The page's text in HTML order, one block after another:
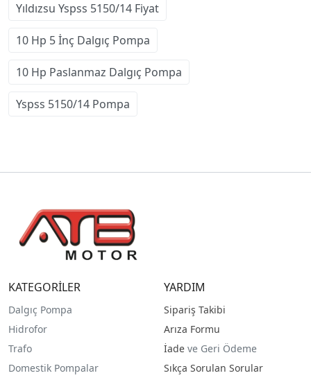
Yıldızsu Yspss 5150/14 Fiyat
10 Hp 5 İnç Dalgıç Pompa
10 Hp Paslanmaz Dalgıç Pompa
Yspss 5150/14 Pompa
KATEGORİLER
Dalgıç Pompa
Hidrofor
Trafo
Domestik Pompalar
YARDIM
Sipariş Takibi
Arıza Formu
İade ve Geri Ödeme
Sıkça Sorulan Sorular